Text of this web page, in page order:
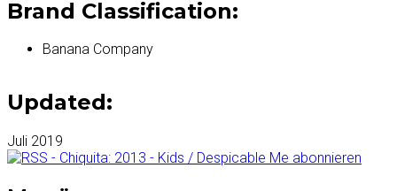
Brand Classification:
Banana Company
Updated:
Juli 2019